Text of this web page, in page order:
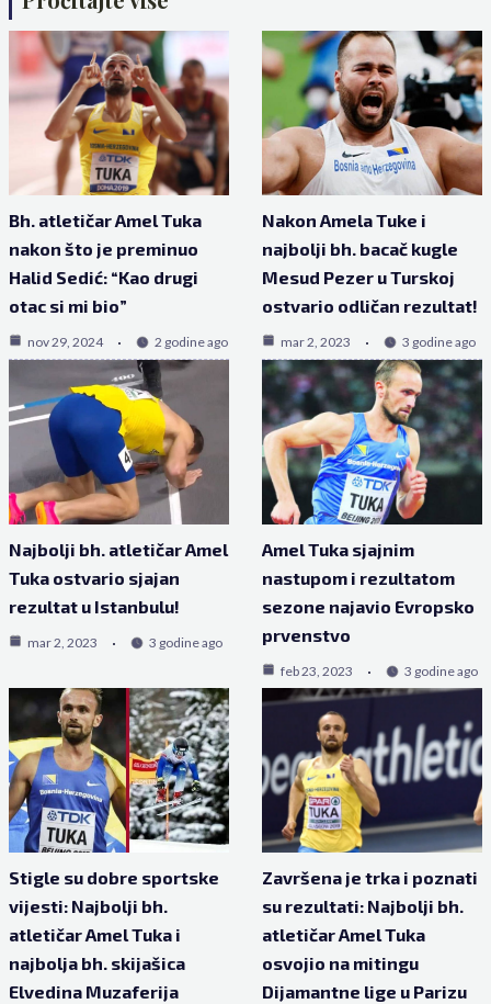
Bh. atletičar Amel Tuka
nakon što je preminuo
Halid Sedić: “Kao drugi
otac si mi bio”
nov 29, 2024 2 godine ago
Nakon Amela Tuke i
najbolji bh. bacač kugle
Mesud Pezer u Turskoj
ostvario odličan rezultat!
mar 2, 2023 3 godine ago
Najbolji bh. atletičar Amel
Tuka ostvario sjajan
rezultat u Istanbulu!
mar 2, 2023 3 godine ago
Amel Tuka sjajnim
nastupom i rezultatom
sezone najavio Evropsko
prvenstvo
feb 23, 2023 3 godine ago
Stigle su dobre sportske
vijesti: Najbolji bh.
atletičar Amel Tuka i
najbolja bh. skijašica
Elvedina Muzaferija
Završena je trka i poznati
su rezultati: Najbolji bh.
atletičar Amel Tuka
osvojio na mitingu
Dijamantne lige u Parizu